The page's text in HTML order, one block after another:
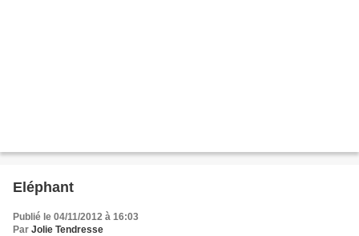
Eléphant
Publié le 04/11/2012 à 16:03
Par Jolie Tendresse